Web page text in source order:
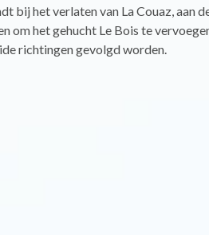
bij het verlaten van La Couaz, aan
om het gehucht Le Bois te
richtingen gevolgd worden.